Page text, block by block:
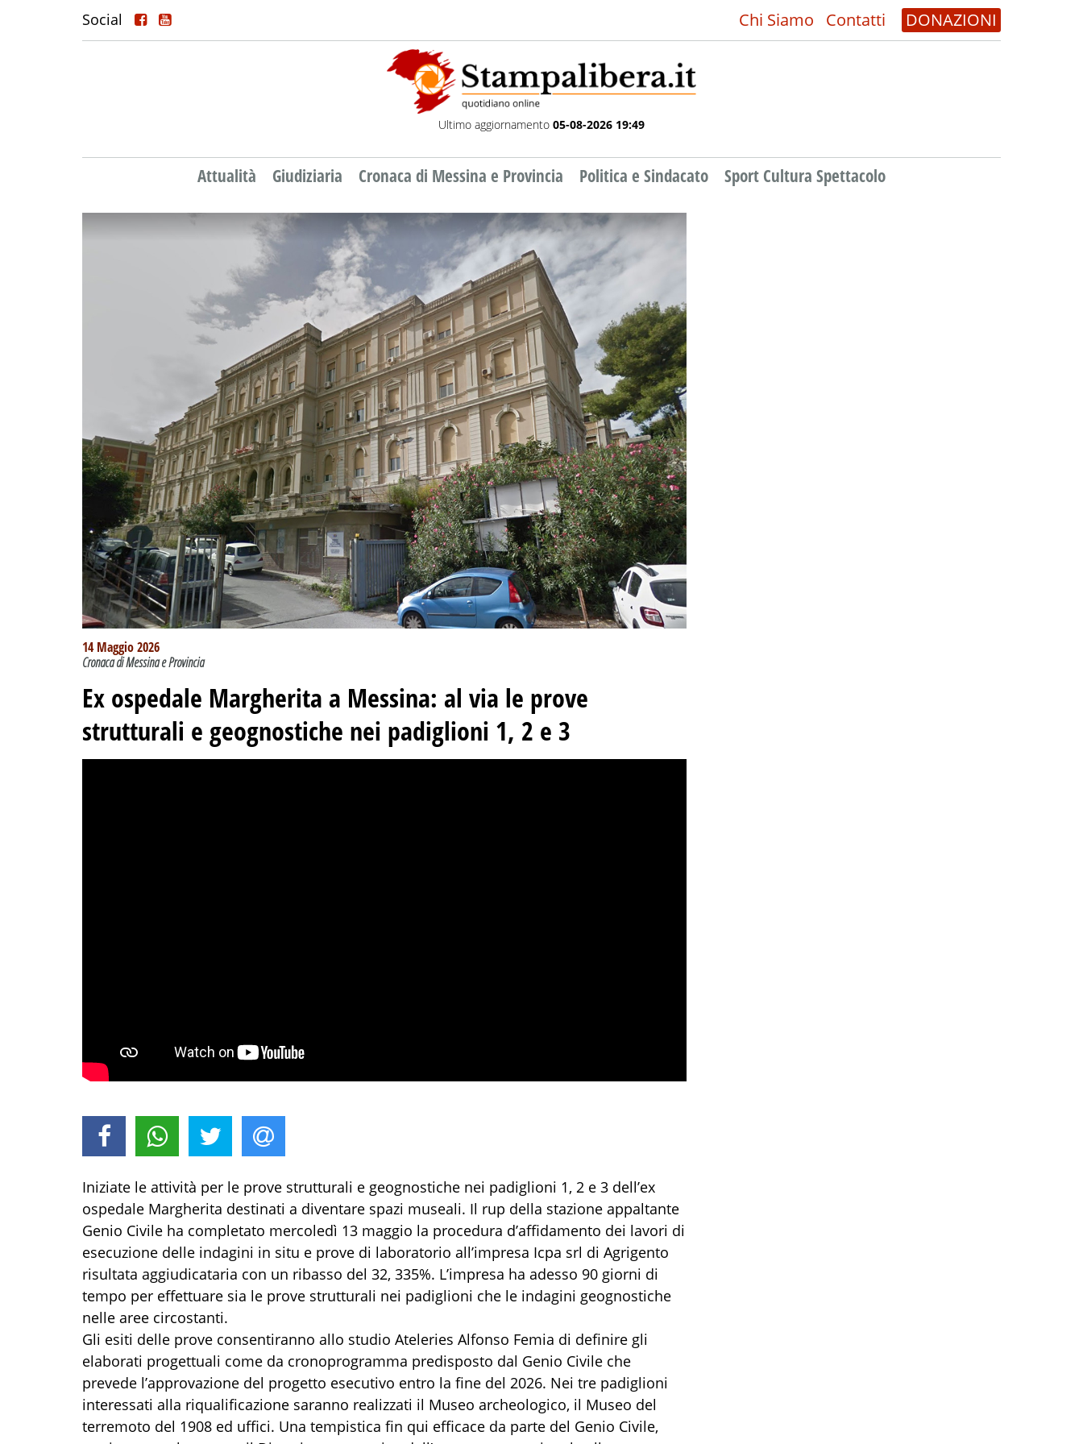
Social Chi Siamo Contatti DONAZIONI
Ultimo aggiornamento 05-08-2026 19:49
Attualità Giudiziaria Cronaca di Messina e Provincia Politica e Sindacato Sport Cultura Spettacolo
14 Maggio 2026
Cronaca di Messina e Provincia
Ex ospedale Margherita a Messina: al via le prove
strutturali e geognostiche nei padiglioni 1, 2 e 3
Iniziate le attività per le prove strutturali e geognostiche nei padiglioni 1, 2 e 3 dell’ex
ospedale Margherita destinati a diventare spazi museali. Il rup della stazione appaltante
Genio Civile ha completato mercoledì 13 maggio la procedura d’affidamento dei lavori di
esecuzione delle indagini in situ e prove di laboratorio all’impresa Icpa srl di Agrigento
risultata aggiudicataria con un ribasso del 32, 335%. L’impresa ha adesso 90 giorni di
tempo per effettuare sia le prove strutturali nei padiglioni che le indagini geognostiche
nelle aree circostanti.
Gli esiti delle prove consentiranno allo studio Ateleries Alfonso Femia di definire gli
elaborati progettuali come da cronoprogramma predisposto dal Genio Civile che
prevede l’approvazione del progetto esecutivo entro la fine del 2026. Nei tre padiglioni
interessati alla riqualificazione saranno realizzati il Museo archeologico, il Museo del
terremoto del 1908 ed uffici. Una tempistica fin qui efficace da parte del Genio Civile,